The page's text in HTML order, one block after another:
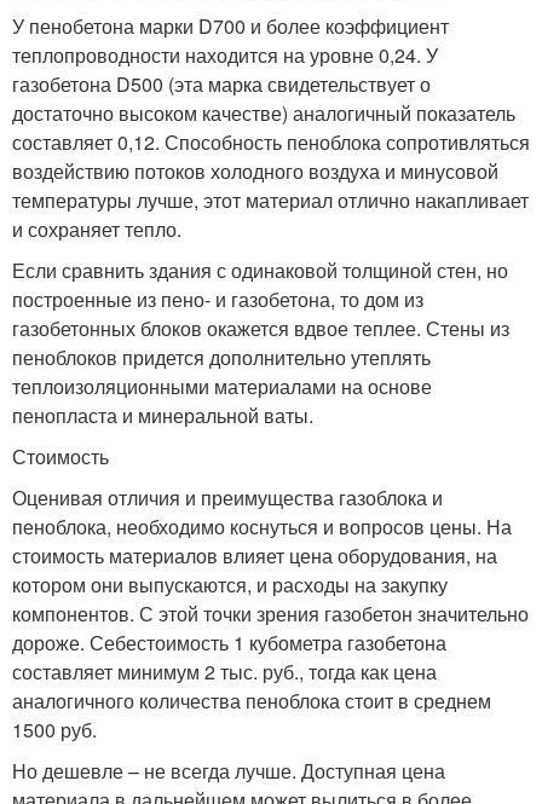
У пенобетона марки D700 и более коэффициент
теплопроводности находится на уровне 0,24. У
газобетона D500 (эта марка свидетельствует о
достаточно высоком качестве) аналогичный показатель
составляет 0,12. Способность пеноблока сопротивляться
воздействию потоков холодного воздуха и минусовой
температуры лучше, этот материал отлично накапливает
и сохраняет тепло.
Если сравнить здания с одинаковой толщиной стен, но
построенные из пено- и газобетона, то дом из
газобетонных блоков окажется вдвое теплее. Стены из
пеноблоков придется дополнительно утеплять
теплоизоляционными материалами на основе
пенопласта и минеральной ваты.
Стоимость
Оценивая отличия и преимущества газоблока и
пеноблока, необходимо коснуться и вопросов цены. На
стоимость материалов влияет цена оборудования, на
котором они выпускаются, и расходы на закупку
компонентов. С этой точки зрения газобетон значительно
дороже. Себестоимость 1 кубометра газобетона
составляет минимум 2 тыс. руб., тогда как цена
аналогичного количества пеноблока стоит в среднем
1500 руб.
Но дешевле – не всегда лучше. Доступная цена